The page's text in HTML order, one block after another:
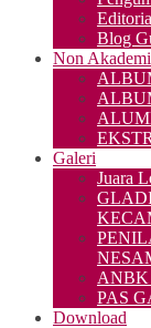
Blog
Non
Galeri
Juara
ANBK
PAS
Download